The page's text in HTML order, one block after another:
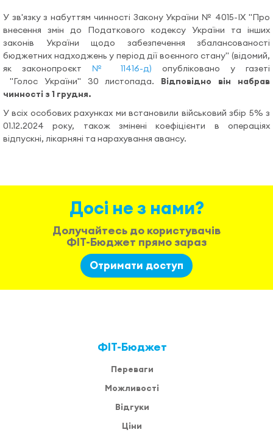
Допомога
Відеоуроки
У зв'язку з набуттям чинності ЗаконуУкраїни № 4015-ІХ "Про
внесення змін до Податкового кодексу України та інших
законів України щодо забезпечення збалансованості
бюджетних надходжень у період дії воєнного стану" (відомий,
як законопроєкт № 11416-д) опубліковано у газеті
"Голос України" 30 листопада. Відповідно він набрав
чинності з 1 грудня.
У всіх особових рахунках ми встановили військовий збір 5% з
01.12.2024 року, також змінені коефіцієнти в операціях
відпускні, лікарняні та нарахування авансу.
Досі не з нами?
Долучайтесь до користувачів
ФІТ-Бюджет прямо зараз
Отримати доступ
ФІТ-Бюджет
Переваги
Можливості
Відгуки
Ціни